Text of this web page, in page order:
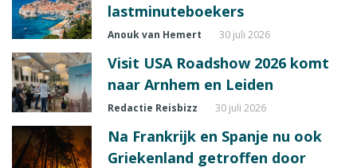
lastminuteboekers
Anouk van Hemert 30 juli 2026
Visit USA Roadshow 2026 komt
naar Arnhem en Leiden
Redactie Reisbizz 30 juli 2026
Na Frankrijk en Spanje nu ook
Griekenland getroffen door